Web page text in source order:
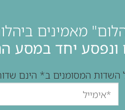
מאמינים
ונפסע יחד במסע
השדות המסומנים ב* הינם